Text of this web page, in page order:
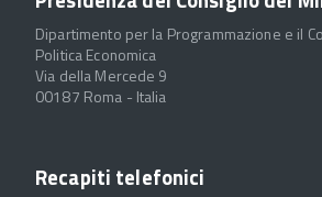
Dipartimento per la Programmazione e il
Politica Economica
Via della Mercede 9
00187 Roma - Italia
Recapiti telefonici